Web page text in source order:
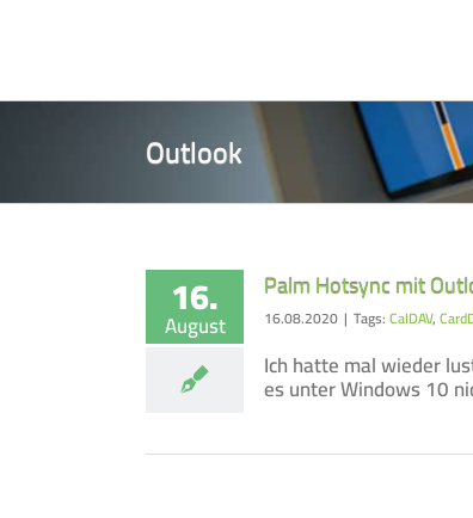
Outlook
16.
August
Palm Hotsync mit
16.08.2020 | Tags:CalDAV,
Ich hatte mal wieder
es unter Windows 10